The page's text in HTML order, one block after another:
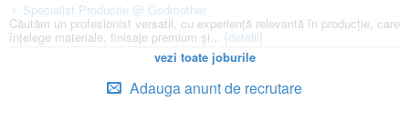
Specialist Productie @ Godmother
Căutăm un profesionist versatil, cu experiență relevantă în producție, care
înțelege materiale, finisaje premium și... [detalii]
vezi toate joburile
Adauga anunt de recrutare